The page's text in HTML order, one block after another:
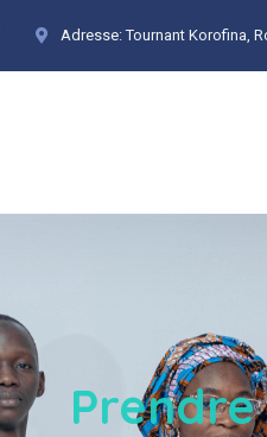
Adresse: Tournant Korofina,